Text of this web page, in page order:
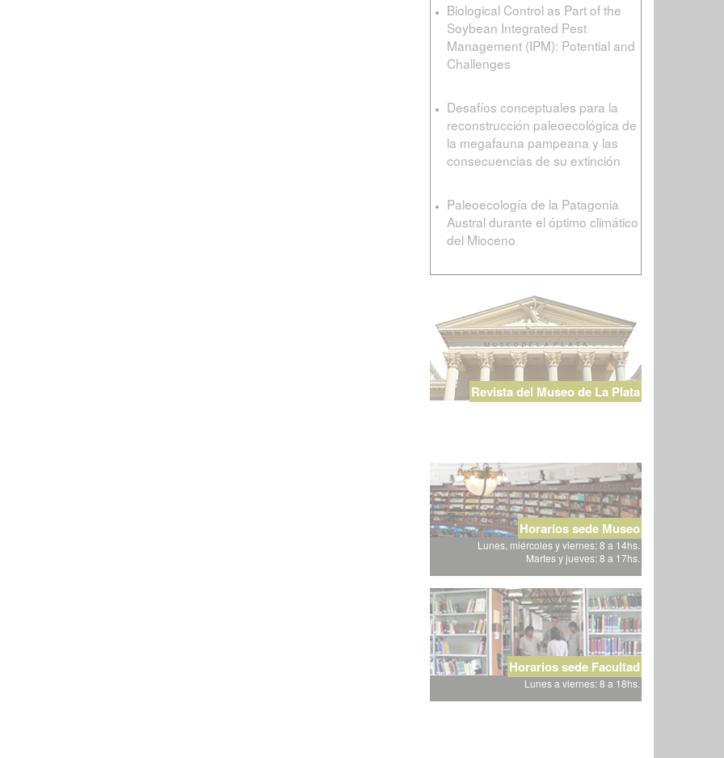
Biological Control as Part of the
Soybean Integrated Pest
Management (IPM): Potential and
Challenges
Desafíos conceptuales para la
reconstrucción paleoecológica de
la megafauna pampeana y las
consecuencias de su extinción
Paleoecología de la Patagonia
Austral durante el óptimo climático
del Mioceno
Revista del Museo de La Plata
Horarios sede Museo
Lunes, miércoles y viernes: 8 a 14hs.
Martes y jueves: 8 a 17hs.
Horarios sede Facultad
Lunes a viernes: 8 a 18hs.